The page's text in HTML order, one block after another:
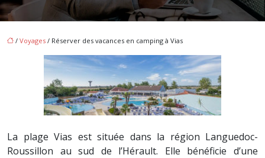
/ Voyages / Réserver des vacances en camping à Vias
La plage Vias est située dans la région Languedoc-
Roussillon au sud de l’Hérault. Elle bénéficie d’une